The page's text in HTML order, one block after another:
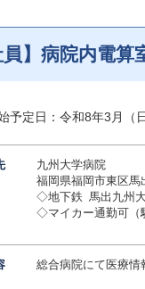
員】病院内電
予定日：令和8年3月（
九州大学病院
福岡県福岡市東区馬
◇地下鉄 馬出九州
◇マイカー通勤可（
総合病院にて医療情